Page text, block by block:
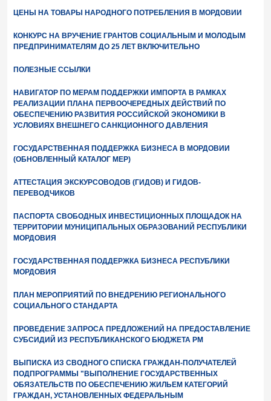
ЦЕНЫ НА ТОВАРЫ НАРОДНОГО ПОТРЕБЛЕНИЯ В МОРДОВИИ
КОНКУРС НА ВРУЧЕНИЕ ГРАНТОВ СОЦИАЛЬНЫМ И МОЛОДЫМ
ПРЕДПРИНИМАТЕЛЯМ ДО 25 ЛЕТ ВКЛЮЧИТЕЛЬНО
ПОЛЕЗНЫЕ ССЫЛКИ
НАВИГАТОР ПО МЕРАМ ПОДДЕРЖКИ ИМПОРТА В РАМКАХ
РЕАЛИЗАЦИИ ПЛАНА ПЕРВООЧЕРЕДНЫХ ДЕЙСТВИЙ ПО
ОБЕСПЕЧЕНИЮ РАЗВИТИЯ РОССИЙСКОЙ ЭКОНОМИКИ В
УСЛОВИЯХ ВНЕШНЕГО САНКЦИОННОГО ДАВЛЕНИЯ
ГОСУДАРСТВЕННАЯ ПОДДЕРЖКА БИЗНЕСА В МОРДОВИИ
(ОБНОВЛЕННЫЙ КАТАЛОГ МЕР)
АТТЕСТАЦИЯ ЭКСКУРСОВОДОВ (ГИДОВ) И ГИДОВ-
ПЕРЕВОДЧИКОВ
ПАСПОРТА СВОБОДНЫХ ИНВЕСТИЦИОННЫХ ПЛОЩАДОК НА
ТЕРРИТОРИИ МУНИЦИПАЛЬНЫХ ОБРАЗОВАНИЙ РЕСПУБЛИКИ
МОРДОВИЯ
ГОСУДАРСТВЕННАЯ ПОДДЕРЖКА БИЗНЕСА РЕСПУБЛИКИ
МОРДОВИЯ
ПЛАН МЕРОПРИЯТИЙ ПО ВНЕДРЕНИЮ РЕГИОНАЛЬНОГО
СОЦИАЛЬНОГО СТАНДАРТА
ПРОВЕДЕНИЕ ЗАПРОСА ПРЕДЛОЖЕНИЙ НА ПРЕДОСТАВЛЕНИЕ
СУБСИДИЙ ИЗ РЕСПУБЛИКАНСКОГО БЮДЖЕТА РМ
ВЫПИСКА ИЗ СВОДНОГО СПИСКА ГРАЖДАН-ПОЛУЧАТЕЛЕЙ
ПОДПРОГРАММЫ "ВЫПОЛНЕНИЕ ГОСУДАРСТВЕННЫХ
ОБЯЗАТЕЛЬСТВ ПО ОБЕСПЕЧЕНИЮ ЖИЛЬЕМ КАТЕГОРИЙ
ГРАЖДАН, УСТАНОВЛЕННЫХ ФЕДЕРАЛЬНЫМ